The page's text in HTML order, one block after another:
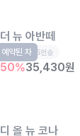
더 뉴 아반떼
준중형 5인승
50%35,430원
예약된 차
디 올 뉴 코나